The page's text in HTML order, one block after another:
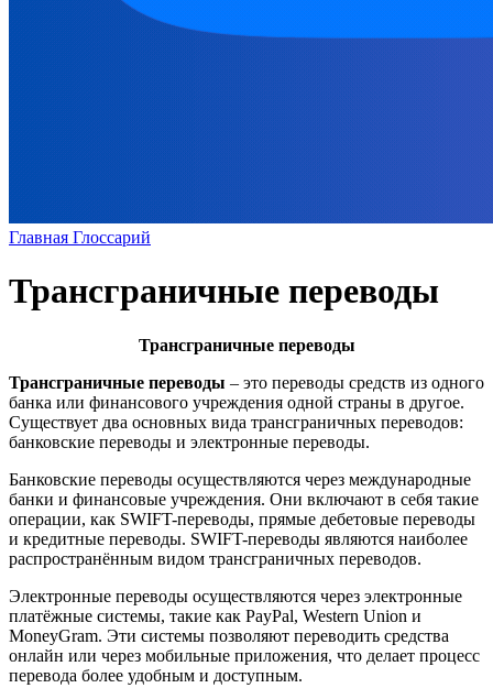
Главная Глоссарий
Трансграничные переводы
Трансграничные переводы
Трансграничные переводы – это переводы средств из одного
банка или финансового учреждения одной страны в другое.
Существует два основных вида трансграничных переводов:
банковские переводы и электронные переводы.
Банковские переводы осуществляются через международные
банки и финансовые учреждения. Они включают в себя такие
операции, как SWIFT-переводы, прямые дебетовые переводы
и кредитные переводы. SWIFT-переводы являются наиболее
распространённым видом трансграничных переводов.
Электронные переводы осуществляются через электронные
платёжные системы, такие как PayPal, Western Union и
MoneyGram. Эти системы позволяют переводить средства
онлайн или через мобильные приложения, что делает процесс
перевода более удобным и доступным.